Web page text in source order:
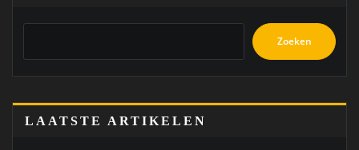
Zoeken
LAATSTE ARTIKELEN